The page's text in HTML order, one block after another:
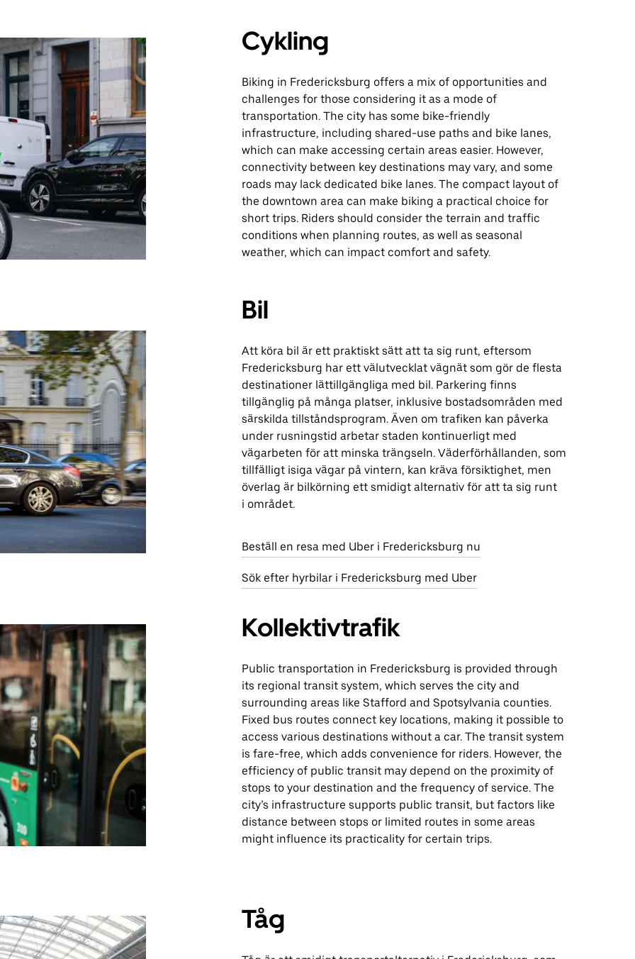
Cykling
Biking in Fredericksburg offers a mix of opportunities and
challenges for those considering it as a mode of
transportation. The city has some bike-friendly
infrastructure, including shared-use paths and bike lanes,
which can make accessing certain areas easier. However,
connectivity between key destinations may vary, and some
roads may lack dedicated bike lanes. The compact layout of
the downtown area can make biking a practical choice for
short trips. Riders should consider the terrain and traffic
conditions when planning routes, as well as seasonal
weather, which can impact comfort and safety.
Bil
Att köra bil är ett praktiskt sätt att ta sig runt, eftersom
Fredericksburg har ett välutvecklat vägnät som gör de flesta
destinationer lättillgängliga med bil. Parkering finns
tillgänglig på många platser, inklusive bostadsområden med
särskilda tillståndsprogram. Även om trafiken kan påverka
under rusningstid arbetar staden kontinuerligt med
vägarbeten för att minska trängseln. Väderförhållanden, som
tillfälligt isiga vägar på vintern, kan kräva försiktighet, men
överlag är bilkörning ett smidigt alternativ för att ta sig runt
i området.
Beställ en resa med Uber i Fredericksburg nu
Sök efter hyrbilar i Fredericksburg med Uber
Kollektivtrafik
Public transportation in Fredericksburg is provided through
its regional transit system, which serves the city and
surrounding areas like Stafford and Spotsylvania counties.
Fixed bus routes connect key locations, making it possible to
access various destinations without a car. The transit system
is fare-free, which adds convenience for riders. However, the
efficiency of public transit may depend on the proximity of
stops to your destination and the frequency of service. The
city’s infrastructure supports public transit, but factors like
distance between stops or limited routes in some areas
might influence its practicality for certain trips.
Tåg